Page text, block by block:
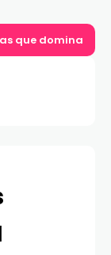
que dominan el